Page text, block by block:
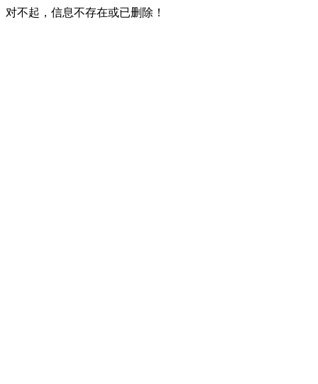
对不起，信息不存在或已删除！